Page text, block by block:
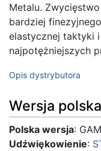
Metalu.
bardziej
elastycznej taktyki
najpotężniejszych
Opis dystrybutora
Wersja polska
Polska wersja:
Udźwiękowienie: